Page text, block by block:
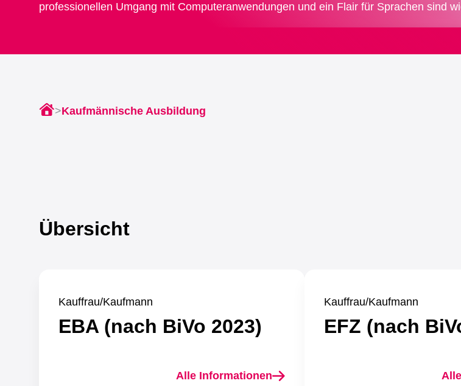
professionellen Umgang mit Computeranwendungen und ein Flair für Sprachen sind
>Kaufmännische Ausbildung
Übersicht
Kauffrau/Kaufmann
EBA (nach BiVo 2023)
Alle Informationen
Kauffrau/Kaufmann
EFZ (nach